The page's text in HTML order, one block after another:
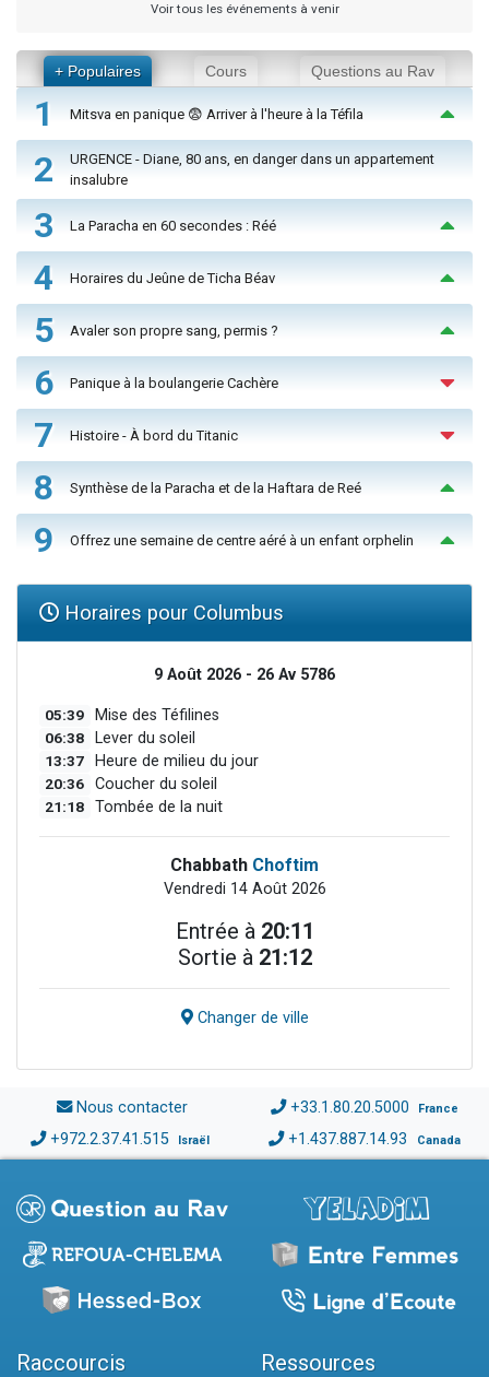
Voir tous les événements à venir
+ Populaires Cours Questions au Rav
1 Mitsva en panique 😨 Arriver à l'heure à la Téfila
2
URGENCE - Diane, 80 ans, en danger dans un appartement
insalubre
3 La Paracha en 60 secondes : Réé
4 Horaires du Jeûne de Ticha Béav
5 Avaler son propre sang, permis ?
6 Panique à la boulangerie Cachère
7 Histoire - À bord du Titanic
8 Synthèse de la Paracha et de la Haftara de Reé
9 Offrez une semaine de centre aéré à un enfant orphelin
Horaires pour Columbus
9 Août 2026 - 26 Av 5786
05:39 Mise des Téfilines
06:38 Lever du soleil
13:37 Heure de milieu du jour
20:36 Coucher du soleil
21:18 Tombée de la nuit
Chabbath Choftim
Vendredi 14 Août 2026
Entrée à 20:11
Sortie à 21:12
Changer de ville
Nous contacter +33.1.80.20.5000 France
+972.2.37.41.515 Israël +1.437.887.14.93 Canada
Raccourcis Ressources